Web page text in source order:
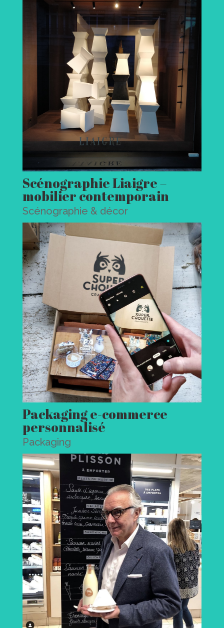
Scénographie Liaigre –
mobilier contemporain
Scénographie & décor
Packaging e-commerce
personnalisé
Packaging